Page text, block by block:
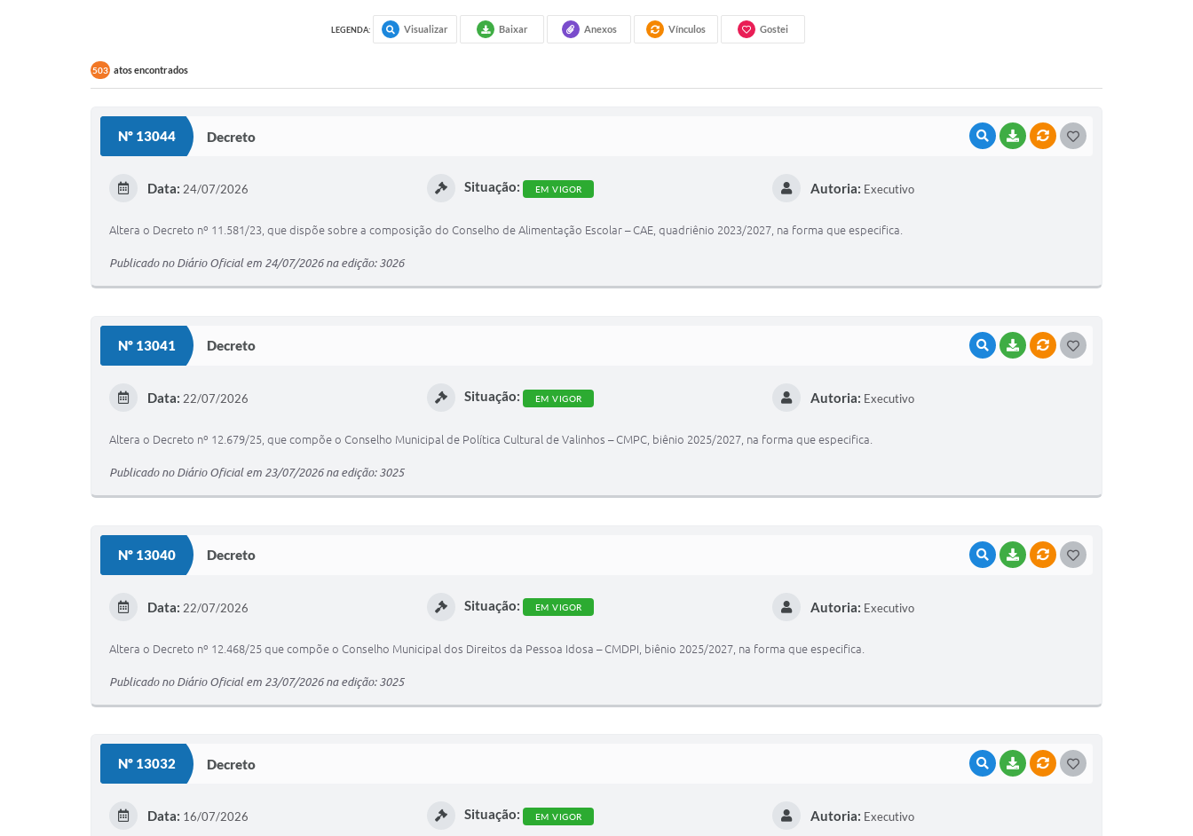
LEGENDA: Visualizar Baixar Anexos Vínculos Gostei
503 atos encontrados
Nº 13044 Decreto VISUALIZAR
BAIXARVÍNCULOS
Data: 24/07/2026 Situação: EM VIGOR Autoria: Executivo
Altera o Decreto nº 11.581/23, que dispõe sobre a composição do Conselho de Alimentação Escolar – CAE, quadriênio 2023/2027, na forma que especifica.
Publicado no Diário Oficial em 24/07/2026 na edição: 3026
Nº 13041 Decreto VISUALIZAR
BAIXARVÍNCULOS
Data: 22/07/2026 Situação: EM VIGOR Autoria: Executivo
Altera o Decreto nº 12.679/25, que compõe o Conselho Municipal de Política Cultural de Valinhos – CMPC, biênio 2025/2027, na forma que especifica.
Publicado no Diário Oficial em 23/07/2026 na edição: 3025
Nº 13040 Decreto VISUALIZAR
BAIXARVÍNCULOS
Data: 22/07/2026 Situação: EM VIGOR Autoria: Executivo
Altera o Decreto nº 12.468/25 que compõe o Conselho Municipal dos Direitos da Pessoa Idosa – CMDPI, biênio 2025/2027, na forma que especifica.
Publicado no Diário Oficial em 23/07/2026 na edição: 3025
Nº 13032 Decreto VISUALIZAR
BAIXARVÍNCULOS
Data: 16/07/2026 Situação: EM VIGOR Autoria: Executivo